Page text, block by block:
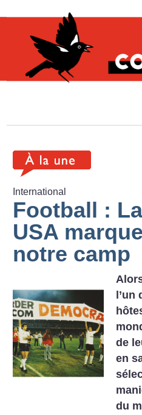
International
Football :
USA
notre camp
de
en
du